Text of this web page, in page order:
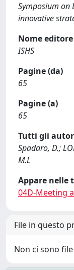
Symposium on
innovative
Nome editore
ISHS
Pagine (da)
65
Pagine (a)
65
Tutti gli
Spadaro, D.;
M.L
Appare nelle
04D-Meeting
File in questo
Non ci sono